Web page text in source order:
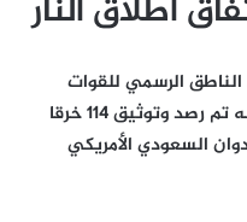
أكد الناطق الرسمي للقوات
المسلحة العميد الركن شرف لقمان أنه تم رصد وتوثيق 114 خرقا
السعودي الأمريكي